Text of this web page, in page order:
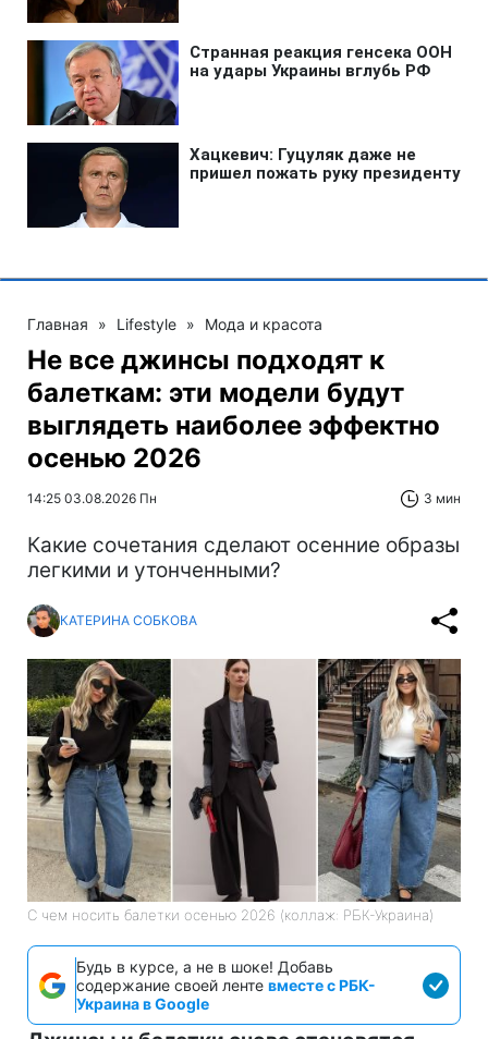
Главная » Lifestyle » Мода и красота
Не все джинсы подходят к
балеткам: эти модели будут
выглядеть наиболее эффектно
осенью 2026
14:25 03.08.2026 Пн 3 мин
Какие сочетания сделают осенние образы
легкими и утонченными?
КАТЕРИНА СОБКОВА
С чем носить балетки осенью 2026 (коллаж: РБК-Украина)
Будь в курсе, а не в шоке! Добавь
содержание своей ленте вместе с РБК-
Украина в Google